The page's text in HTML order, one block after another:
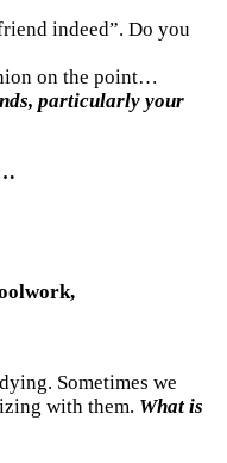
indeed”. Do you
on the point…
particularly your
Sometimes we
with them. What is